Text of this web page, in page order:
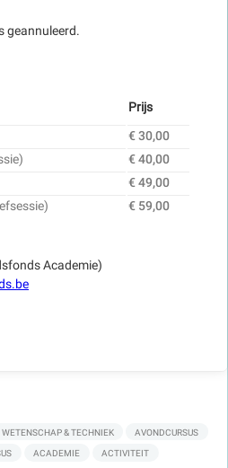
geannuleerd.
Prijs
€ 30,00
€ 40,00
€ 49,00
€ 59,00
Academie)
WETENSCHAP & TECHNIEK AVONDCURSUS
ACADEMIE ACTIVITEIT